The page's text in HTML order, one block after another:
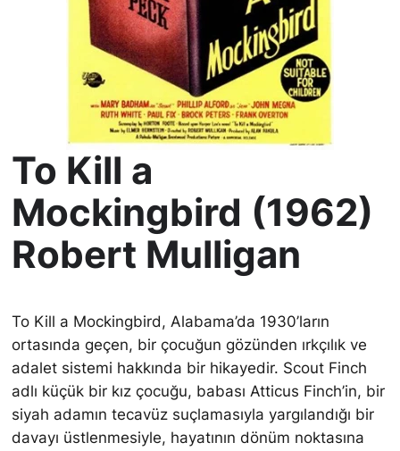
To Kill a
Mockingbird (1962)
Robert Mulligan
To Kill a Mockingbird, Alabama’da 1930’ların
ortasında geçen, bir çocuğun gözünden ırkçılık ve
adalet sistemi hakkında bir hikayedir. Scout Finch
adlı küçük bir kız çocuğu, babası Atticus Finch’in, bir
siyah adamın tecavüz suçlamasıyla yargılandığı bir
davayı üstlenmesiyle, hayatının dönüm noktasına